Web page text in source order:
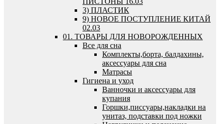
3) ПЛАСТИК
9) НОВОЕ ПОСТУПЛЕНИЕ КИТАЙ
02.03
01. ТОВАРЫ ДЛЯ НОВОРОЖДЕННЫХ
Все для сна
Комплекты,борта, балдахины,
аксессуары для сна
Матрасы
Гигиена и уход
Ванночки и аксессуары для
купания
Горшки,писсуары,накладки на
унитаз, подставки под ножки